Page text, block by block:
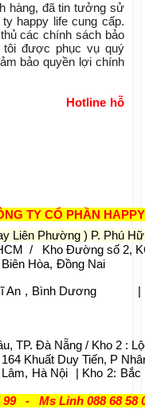
đã tin tưởng sử
happy life cung cấp.
các chính sách bảo
tôi được phục vụ quý
bảo quyền lợi chính
Hotline hỗ
TY CỔ PHẦN
Liên Phường ) P. Phú
/ Kho Đường số 2,
1, Biên Hòa, Đồng
1, Dĩ An , Bình
An | Kiên
TP. Đà Nẵng / Kho 2 :
Khuất Duy Tiến, P
Hà Nội | Kho 2:
99 - Ms Linh 088 68 58